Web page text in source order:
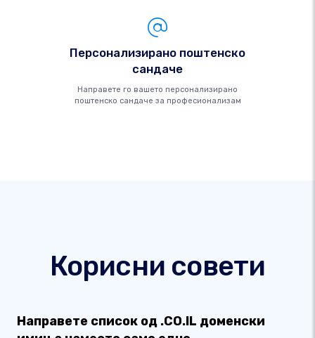
Персонализирано поштенско
сандаче
Направете го вашето персонализирано
поштенско сандаче за професионализам
Корисни совети
Направете список од .CO.IL доменски